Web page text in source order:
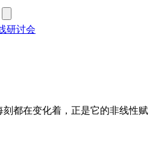
研讨会
都在变化着，正是它的非线性赋